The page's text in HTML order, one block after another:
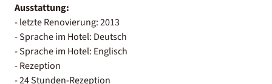
Ausstattung:
- letzte Renovierung: 2013
- Sprache im Hotel: Deutsch
- Sprache im Hotel: Englisch
- Rezeption
- 24 Stunden-Rezeption